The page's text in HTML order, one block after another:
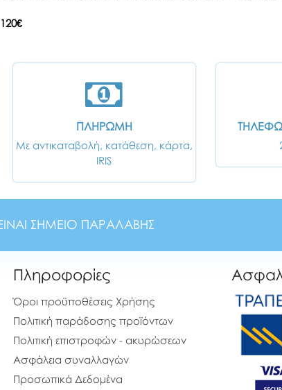
120€
ΠΛΗΡΩΜΗ
Με αντικαταβολή, κατάθεση, κάρτα,
IRIS
ΣΗΜΕΙΟ ΠΑΡΑΛΑΒΗΣ
Πληροφορίες
Όροι προϋποθέσεις Χρήσης
Πολιτική παράδοσης προϊόντων
Πολιτική επιστροφών - ακυρώσεων
Ασφάλεια συναλλαγών
Προσωπικά Δεδομένα